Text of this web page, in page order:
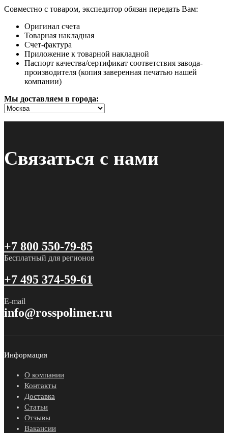
Совместно с товаром, экспедитор обязан передать Вам:
Оригинал счета
Товарная накладная
Счет-фактура
Приложение к товарной накладной
Паспорт качества/сертификат соответствия завода-
производителя (копия заверенная печатью нашей
компании)
Мы доставляем в города:
Связаться с нами
+7 800 550-79-85
Бесплатный для регионов
+7 495 374-59-61
E-mail
info@rosspolimer.ru
Информация
О компании
Контакты
Доставка
Статьи
Отзывы
Вакансии